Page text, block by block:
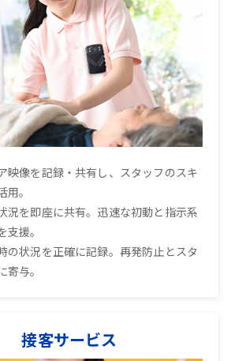
映像を記録・共有し、スタッフのスキ
。
況を即座に共有。迅速な初動と指示系
支援。
の状況を正確に記録。再発防止とスタ
寄与。
接客サービス